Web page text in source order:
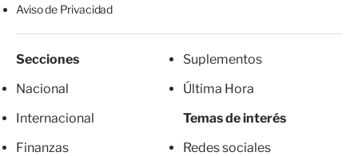
Aviso de Privacidad
Secciones
Nacional
Internacional
Finanzas
Suplementos
Última Hora
Temas de interés
Redes sociales